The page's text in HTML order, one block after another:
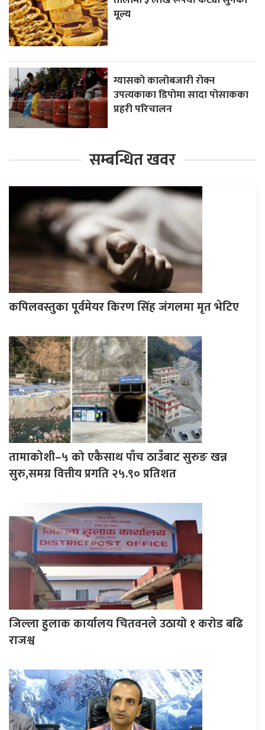
मूल्य
ग्यासको कालोबजारी रोक्न
उपत्यकाका डिपोमा सादा पोसाकका
प्रहरी परिचालन
सम्बन्धित खवर
कपिलवस्तुका पूर्वमेयर किरण सिंह जंगलमा मृत भेटिए
तामाकोशी–५ को एकैसाथ पाँच ठाउँबाट सुरुङ खन्न
सुरु,समग्र वित्तीय प्रगति २५.९० प्रतिशत
जिल्ला हुलाक कार्यालय चितवनले उठायो १ करोड बढि
राजश्व